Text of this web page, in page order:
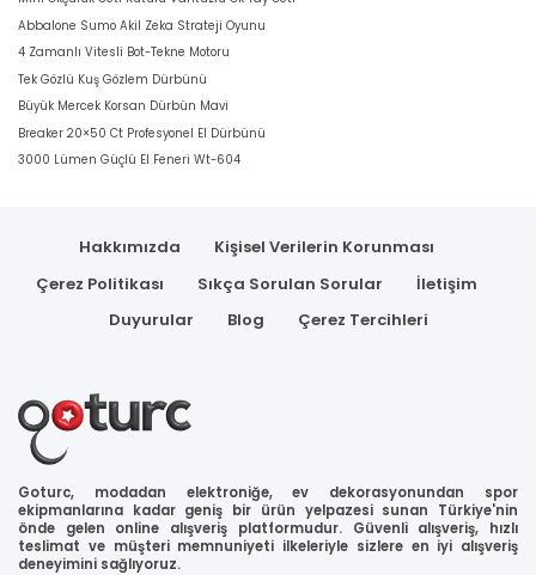
Abbalone Sumo Akil Zeka Strateji Oyunu
4 Zamanlı Vitesli Bot-Tekne Motoru
Tek Gözlü Kuş Gözlem Dürbünü
Büyük Mercek Korsan Dürbün Mavi
Breaker 20×50 Ct Profesyonel El Dürbünü
3000 Lümen Güçlü El Feneri Wt-604
Hakkımızda
Kişisel Verilerin Korunması
Çerez Politikası
Sıkça Sorulan Sorular
İletişim
Duyurular
Blog Çerez Tercihleri
Goturc, modadan elektroniğe, ev dekorasyonundan spor
ekipmanlarına kadar geniş bir ürün yelpazesi sunan Türkiye'nin
önde gelen online alışveriş platformudur. Güvenli alışveriş, hızlı
teslimat ve müşteri memnuniyeti ilkeleriyle sizlere en iyi alışveriş
deneyimini sağlıyoruz.